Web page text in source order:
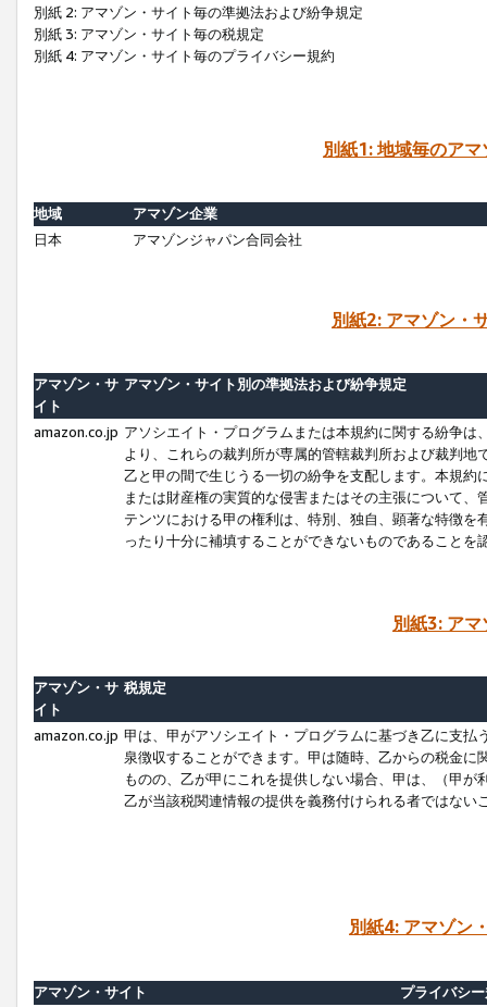
別紙 2: アマゾン・サイト毎の準拠法および紛争規定
別紙 3: アマゾン・サイト毎の税規定
別紙 4: アマゾン・サイト毎のプライバシー規約
別紙1: 地域毎のア
地域
アマゾン企業
日本
アマゾンジャパン合同会社
別紙2: アマゾン・
アマゾン・サ
イト
アマゾン・サイト別の準拠法および紛争規定
amazon.co.jp アソシエイト・プログラムまたは本規約に関する紛争
より、これらの裁判所が専属的管轄裁判所および裁判
乙と甲の間で生じうる一切の紛争を支配します。本規
または財産権の実質的な侵害またはその主張について
テンツにおける甲の権利は、特別、独自、顕著な特徴
ったり十分に補填することができないものであることを
別紙3: ア
アマゾン・サ
イト
税規定
amazon.co.jp 甲は、甲がアソシエイト・プログラムに基づき乙に支
泉徴収することができます。甲は随時、乙からの税金
ものの、乙が甲にこれを提供しない場合、甲は、（甲
乙が当該税関連情報の提供を義務付けられる者ではな
別紙4: アマゾン
アマゾン・サイト
プライバシ